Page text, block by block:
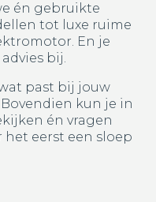
én gebruikte
tot luxe ruime
En je
bij.
past bij jouw
kun je in
én vragen
het eerst een sloep